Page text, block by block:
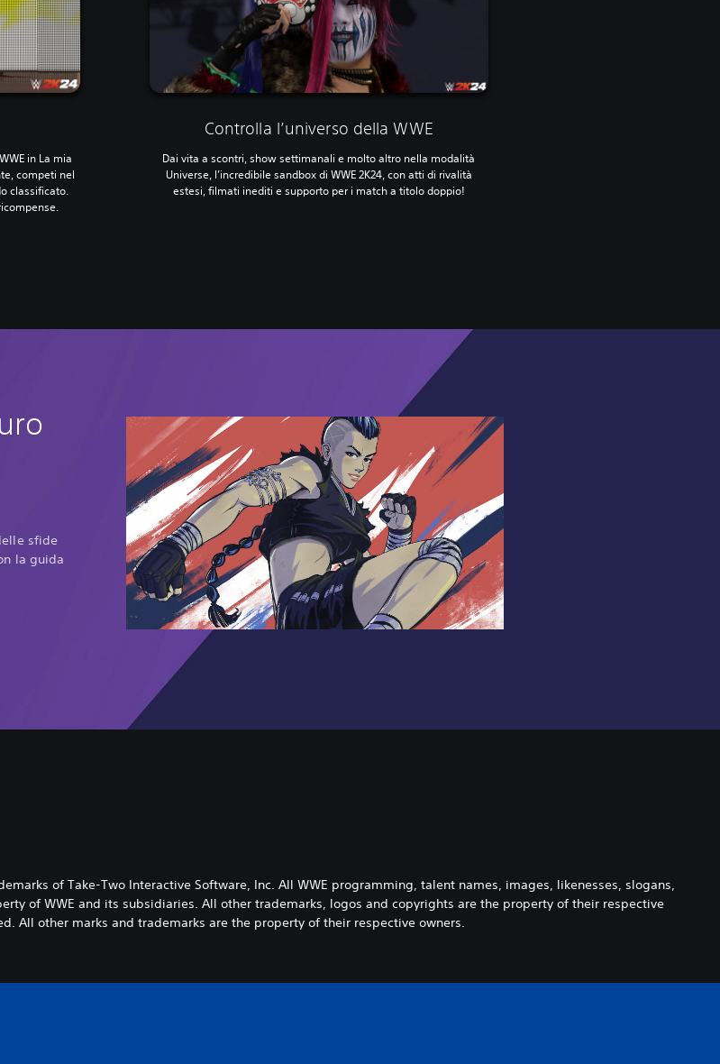
in La mia
competi nel
classificato.
Controlla l’universo della WWE
Dai vita a scontri, show settimanali e molto altro nella modalità
Universe, l’incredibile sandbox di WWE 2K24, con atti di rivalità
estesi, filmati inediti e supporto per i match a titolo doppio!
sfide
la guida
of Take-Two Interactive Software, Inc. All WWE programming, talent names, images, likenesses, slogans,
of WWE and its subsidiaries. All other trademarks, logos and copyrights are the property of their respective
All other marks and trademarks are the property of their respective owners.